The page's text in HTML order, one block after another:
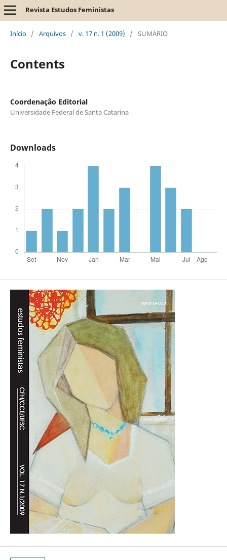
Revista Estudos Feministas
Início / Arquivos / v. 17 n. 1 (2009) / SUMÁRIO
Contents
Coordenação Editorial
Universidade Federal de Santa Catarina
Downloads